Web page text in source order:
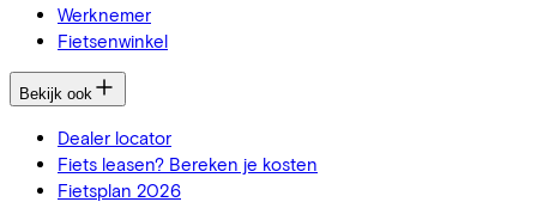
Werknemer
Fietsenwinkel
Bekijk ook
Dealer locator
Fiets leasen? Bereken je kosten
Fietsplan 2026